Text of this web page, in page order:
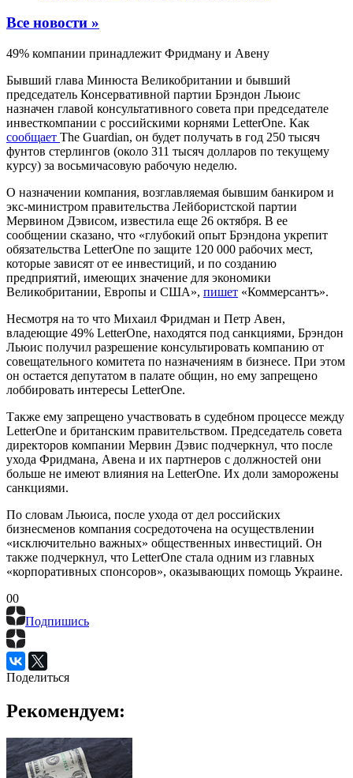
Все новости »
49% компании принадлежит Фридману и Авену
Бывший глава Минюста Великобритании и бывший
председатель Консервативной партии Брэндон Льюис
назначен главой консультативного совета при председателе
инвесткомпании с российскими корнями LetterOne. Как
сообщает The Guardian, он будет получать в год 250 тысяч
фунтов стерлингов (около 311 тысяч долларов по текущему
курсу) за восьмичасовую рабочую неделю.
О назначении компания, возглавляемая бывшим банкиром и
экс-министром правительства Лейбористской партии
Мервином Дэвисом, известила еще 26 октября. В ее
сообщении сказано, что «глубокий опыт Брэндона укрепит
обязательства LetterOne по защите 120 000 рабочих мест,
которые зависят от ее инвестиций, и по созданию
предприятий, имеющих значение для экономики
Великобритании, Европы и США», пишет «Коммерсантъ».
Несмотря на то что Михаил Фридман и Петр Авен,
владеющие 49% LetterOne, находятся под санкциями, Брэндон
Льюис получил разрешение консультировать компанию от
совещательного комитета по назначениям в бизнесе. При этом
он остается депутатом в палате общин, но ему запрещено
лоббировать интересы LetterOne.
Также ему запрещено участвовать в судебном процессе между
LetterOne и британским правительством. Председатель совета
директоров компании Мервин Дэвис подчеркнул, что после
ухода Фридмана, Авена и их партнеров с должностей они
больше не имеют влияния на LetterOne. Их доли заморожены
санкциями.
По словам Льюиса, после ухода от дел российских
бизнесменов компания сосредоточена на осуществлении
«исключительно важных» общественных инвестиций. Он
также подчеркнул, что LetterOne стала одним из главных
«корпоративных спонсоров», оказывающих помощь Украине.
00
Подпишись
Поделиться
Рекомендуем: